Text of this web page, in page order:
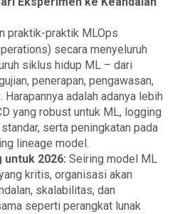
praktik-praktik MLOps
secara menyeluruh
siklus hidup ML – dari
penerapan, pengawasan,
Harapannya adalah adanya lebih
yang robust untuk ML, logging
serta peningkatan pada
lineage model.
untuk 2026: Seiring model ML
kritis, organisasi akan
skalabilitas, dan
seperti perangkat lunak